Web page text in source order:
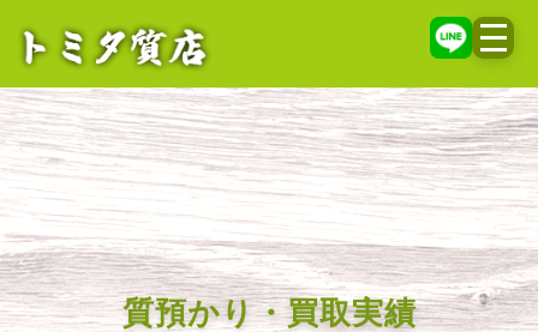
メニ
質預かり・買取実績